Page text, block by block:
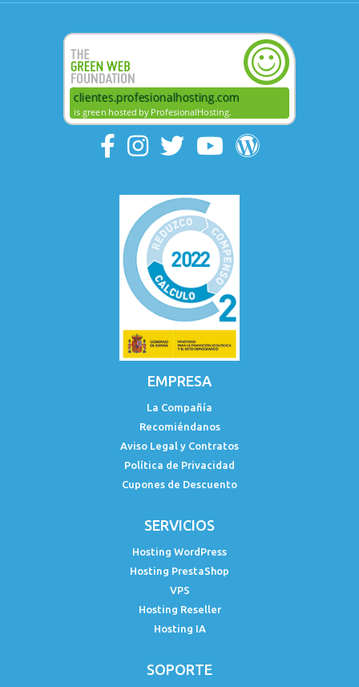
EMPRESA
La Compañía
Recomiéndanos
Aviso Legal y Contratos
Política de Privacidad
Cupones de Descuento
SERVICIOS
Hosting WordPress
Hosting PrestaShop
VPS
Hosting Reseller
Hosting IA
SOPORTE